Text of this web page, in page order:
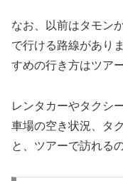
なお、以前はタモン
で行ける路線があり
すめの行き方はツア
レンタカーやタクシ
車場の空き状況、タ
と、ツアーで訪れる